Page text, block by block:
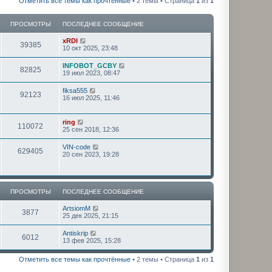
ПРОСМОТРЫ ПОСЛЕДНЕЕ СООБЩЕНИЕ
39385
xRDI
10 окт 2025, 23:48
82825
INFOBOT_GCBY
19 июл 2023, 08:47
92123
fiksa555
16 июл 2025, 11:46
110072
ring
25 сен 2018, 12:36
629405
VIN-code
20 сен 2023, 19:28
ПРОСМОТРЫ ПОСЛЕДНЕЕ СООБЩЕНИЕ
3877
ArtsiomM
25 дек 2025, 21:15
6012
Antiskrip
13 фев 2025, 15:28
Отметить все темы как прочтённые • 2 темы • Страница 1 из 1